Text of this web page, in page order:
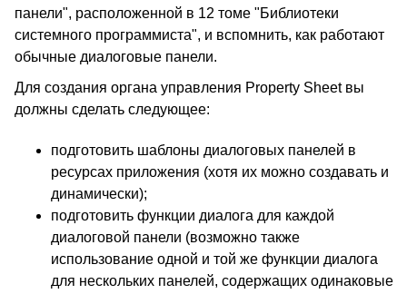
панели", расположенной в 12 томе "Библиотеки
системного программиста", и вспомнить, как работают
обычные диалоговые панели.
Для создания органа управления Property Sheet вы
должны сделать следующее:
подготовить шаблоны диалоговых панелей в
ресурсах приложения (хотя их можно создавать и
динамически);
подготовить функции диалога для каждой
диалоговой панели (возможно также
использование одной и той же функции диалога
для нескольких панелей, содержащих одинаковые